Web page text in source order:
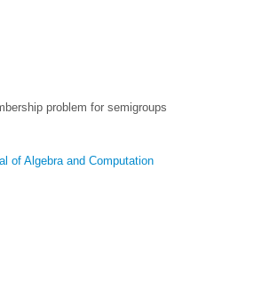
problem for semigroups
of Algebra and Computation